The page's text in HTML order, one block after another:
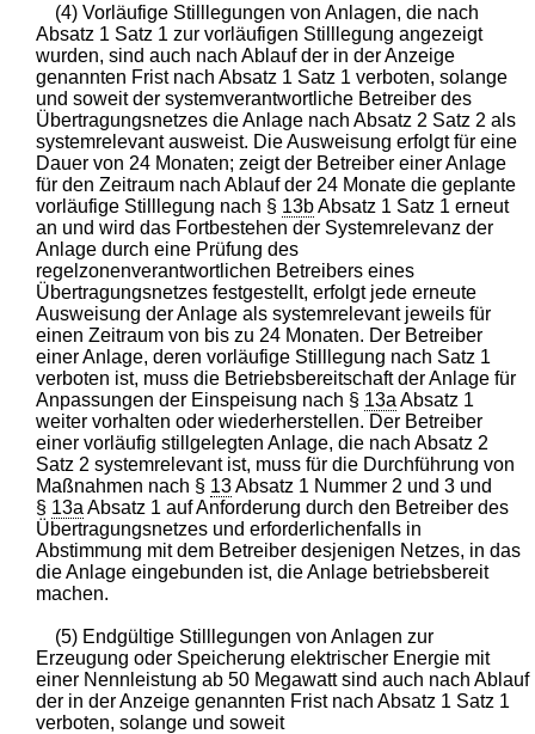
(4) Vorläufige Stilllegungen von Anlagen, die nach
Absatz 1 Satz 1 zur vorläufigen Stilllegung angezeigt
wurden, sind auch nach Ablauf der in der Anzeige
genannten Frist nach Absatz 1 Satz 1 verboten, solange
und soweit der systemverantwortliche Betreiber des
Übertragungsnetzes die Anlage nach Absatz 2 Satz 2 als
systemrelevant ausweist. Die Ausweisung erfolgt für eine
Dauer von 24 Monaten; zeigt der Betreiber einer Anlage
für den Zeitraum nach Ablauf der 24 Monate die geplante
vorläufige Stilllegung nach § 13bAbsatz 1 Satz 1 erneut
an und wird das Fortbestehen der Systemrelevanz der
Anlage durch eine Prüfung des
regelzonenverantwortlichen Betreibers eines
Übertragungsnetzes festgestellt, erfolgt jede erneute
Ausweisung der Anlage als systemrelevant jeweils für
einen Zeitraum von bis zu 24 Monaten. Der Betreiber
einer Anlage, deren vorläufige Stilllegung nach Satz 1
verboten ist, muss die Betriebsbereitschaft der Anlage für
Anpassungen der Einspeisung nach § 13a Absatz 1
weiter vorhalten oder wiederherstellen. Der Betreiber
einer vorläufig stillgelegten Anlage, die nach Absatz 2
Satz 2 systemrelevant ist, muss für die Durchführung von
Maßnahmen nach § 13Absatz 1 Nummer 2 und 3 und
§ 13a Absatz 1 auf Anforderung durch den Betreiber des
Übertragungsnetzes und erforderlichenfalls in
Abstimmung mit dem Betreiber desjenigen Netzes, in das
die Anlage eingebunden ist, die Anlage betriebsbereit
machen.
(5) Endgültige Stilllegungen von Anlagen zur
Erzeugung oder Speicherung elektrischer Energie mit
einer Nennleistung ab 50 Megawatt sind auch nach Ablauf
der in der Anzeige genannten Frist nach Absatz 1 Satz 1
verboten, solange und soweit